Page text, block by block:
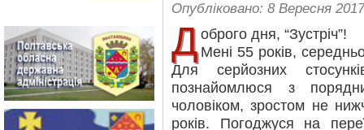
Опубліковано: 8 Вересня 2017
Доброго дня, “Зустріч”!
Мені 55 років,
Для серйозних
познайомлюся з
чоловіком, зростом не
років. Погоджуся на